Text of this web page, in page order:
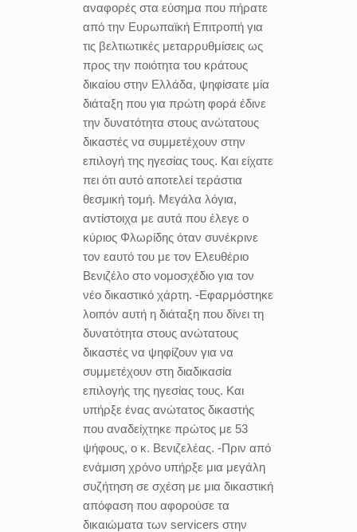
αναφορές στα εύσημα που πήρατε
από την Ευρωπαϊκή Επιτροπή για
τις βελτιωτικές μεταρρυθμίσεις ως
προς την ποιότητα του κράτους
δικαίου στην Ελλάδα, ψηφίσατε μία
διάταξη που για πρώτη φορά έδινε
την δυνατότητα στους ανώτατους
δικαστές να συμμετέχουν στην
επιλογή της ηγεσίας τους. Και είχατε
πει ότι αυτό αποτελεί τεράστια
θεσμική τομή. Μεγάλα λόγια,
αντίστοιχα με αυτά που έλεγε ο
κύριος Φλωρίδης όταν συνέκρινε
τον εαυτό του με τον Ελευθέριο
Βενιζέλο στο νομοσχέδιο για τον
νέο δικαστικό χάρτη. -Εφαρμόστηκε
λοιπόν αυτή η διάταξη που δίνει τη
δυνατότητα στους ανώτατους
δικαστές να ψηφίζουν για να
συμμετέχουν στη διαδικασία
επιλογής της ηγεσίας τους. Και
υπήρξε ένας ανώτατος δικαστής
που αναδείχτηκε πρώτος με 53
ψήφους, ο κ. Βενιζελέας. -Πριν από
ενάμιση χρόνο υπήρξε μια μεγάλη
συζήτηση σε σχέση με μια δικαστική
απόφαση που αφορούσε τα
δικαιώματα των servicers στην